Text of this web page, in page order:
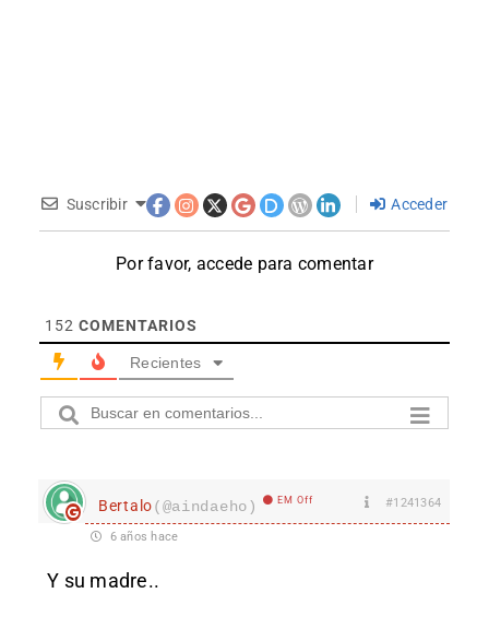
Suscribir Acceder
Por favor, accede para comentar
152 COMENTARIOS
Recientes
Bertalo(@aindaeho) EM Off #1241364
6 años hace
Y su madre..